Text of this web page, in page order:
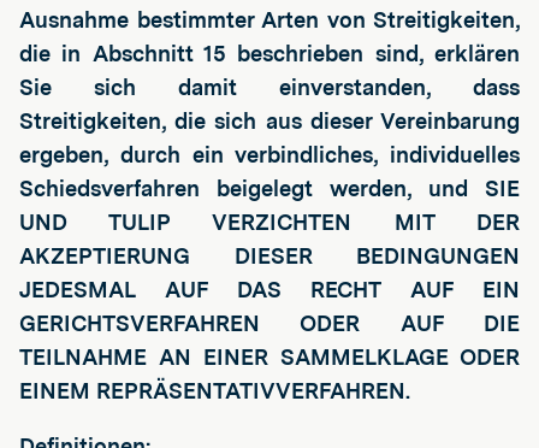
Ausnahme bestimmter Arten von Streitigkeiten,
die in Abschnitt 15 beschrieben sind, erklären
Sie sich damit einverstanden, dass
Streitigkeiten, die sich aus dieser Vereinbarung
ergeben, durch ein verbindliches, individuelles
Schiedsverfahren beigelegt werden, und SIE
UND TULIP VERZICHTEN MIT DER
AKZEPTIERUNG DIESER BEDINGUNGEN
JEDESMAL AUF DAS RECHT AUF EIN
GERICHTSVERFAHREN ODER AUF DIE
TEILNAHME AN EINER SAMMELKLAGE ODER
EINEM REPRÄSENTATIVVERFAHREN.